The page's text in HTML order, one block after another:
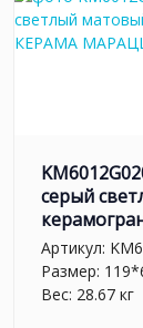
серый
Артикул:
Размер:
Вес: 28.67 кг